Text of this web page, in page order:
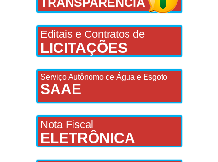
Editais e Contratos de
LICITAÇÕES
Serviço Autônomo de Água e Esgoto
SAAE
Nota Fiscal
ELETRÔNICA